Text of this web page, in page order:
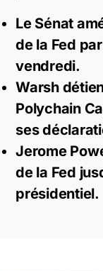
Le Sénat
de la Fed
vendredi.
Warsh
Polychain
ses
Jerome
de la Fed
présidentiel.